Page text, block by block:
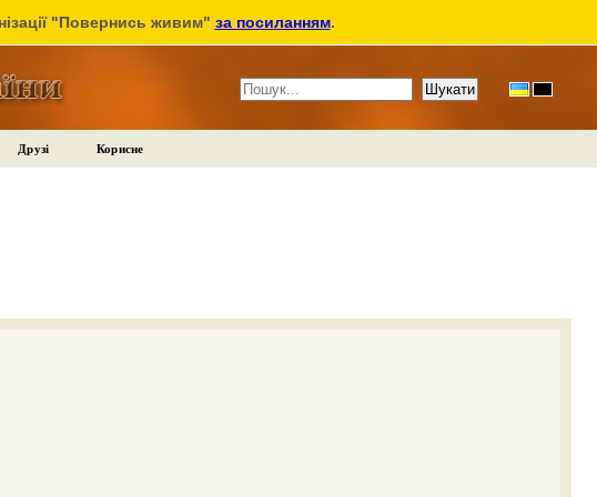
"Повернись живим" за посиланням.
Друзі Корисне